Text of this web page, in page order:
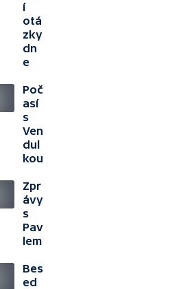
í
otá
zky
dn
e
Poč
así
s
Ven
dul
kou
Zpr
ávy
s
Pav
lem
Bes
ed